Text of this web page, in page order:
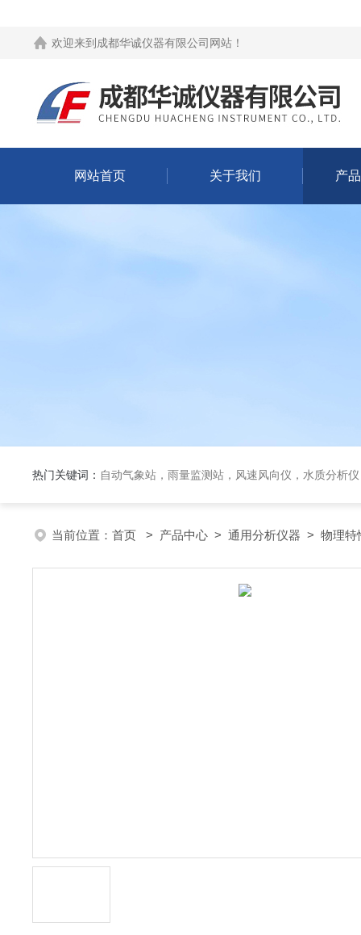
欢迎来到 成都华诚仪器有限公司网站 ！
网站首页 关于我们 产
热门关键词： 自动气象站，雨量监测站，风速风向仪，水质分析
当前位置： 首页 > 产品中心 > 通用分析仪器 > 物理特